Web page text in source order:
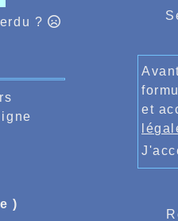
de
Sur la
des
bout
forme,
sans
?
)
et